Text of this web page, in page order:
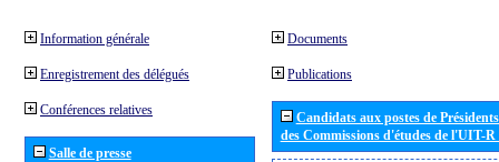
Information générale
Enregistrement des délégués
Conférences relatives
Salle de presse
Documents
Publications
Candidats aux postes de
des Commissions d'études de l'UIT-